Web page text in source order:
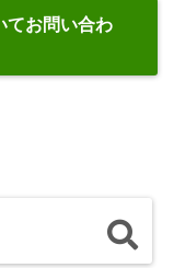
てお問い合わ